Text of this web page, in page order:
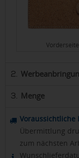
Vorderseite
2.
3. Menge
Voraussichtliche
Übermittlung
zum nächsten